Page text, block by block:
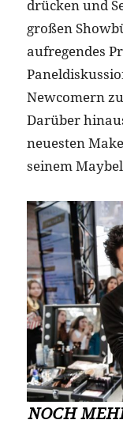
drücken und
großen
aufregendes
Newcomern
Darüber
neuesten
seinem
NOCH